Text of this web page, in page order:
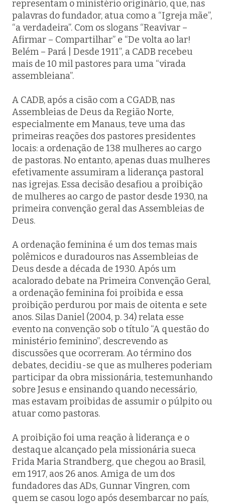
representam o ministério originário, que, nas
palavras do fundador, atua como a “Igreja mãe”,
“a verdadeira”. Com os slogans “Reavivar –
Afirmar – Compartilhar” e “De volta ao lar!
Belém – Pará | Desde 1911”, a CADB recebeu
mais de 10 mil pastores para uma “virada
assembleiana”.
A CADB, após a cisão com a CGADB, nas
Assembleias de Deus da Região Norte,
especialmente em Manaus, teve uma das
primeiras reações dos pastores presidentes
locais: a ordenação de 138 mulheres ao cargo
de pastoras. No entanto, apenas duas mulheres
efetivamente assumiram a liderança pastoral
nas igrejas. Essa decisão desafiou a proibição
de mulheres ao cargo de pastor desde 1930, na
primeira convenção geral das Assembleias de
Deus.
A ordenação feminina é um dos temas mais
polêmicos e duradouros nas Assembleias de
Deus desde a década de 1930. Após um
acalorado debate na Primeira Convenção Geral,
a ordenação feminina foi proibida e essa
proibição perdurou por mais de oitenta e sete
anos. Silas Daniel (2004, p. 34) relata esse
evento na convenção sob o título “A questão do
ministério feminino”, descrevendo as
discussões que ocorreram. Ao término dos
debates, decidiu-se que as mulheres poderiam
participar da obra missionária, testemunhando
sobre Jesus e ensinando quando necessário,
mas estavam proibidas de assumir o púlpito ou
atuar como pastoras.
A proibição foi uma reação à liderança e o
destaque alcançado pela missionária sueca
Frida Maria Strandberg, que chegou ao Brasil,
em 1917, aos 26 anos. Amiga de um dos
fundadores das ADs, Gunnar Vingren, com
quem se casou logo após desembarcar no país,